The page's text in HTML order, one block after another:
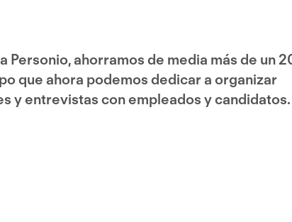
Personio, ahorramos de media más de un
que ahora podemos dedicar a organizar
y entrevistas con empleados y candidatos​.